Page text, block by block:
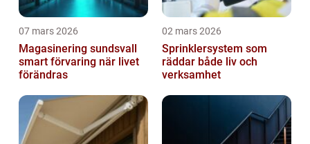
07 mars 2026
Magasinering sundsvall
smart förvaring när livet
förändras
02 mars 2026
Sprinklersystem som
räddar både liv och
verksamhet